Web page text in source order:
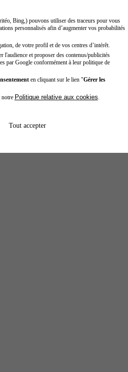
Bing,) pouvons utiliser des traceurs pour vous
personnalisés afin d’augmenter vos probabilités
de votre profil et de vos centres d’intérêt.
et proposer des contenus/publicités
par Google conformément à leur politique de
en cliquant sur le lien "Gérer les
Politique relative aux cookies
Tout accepter